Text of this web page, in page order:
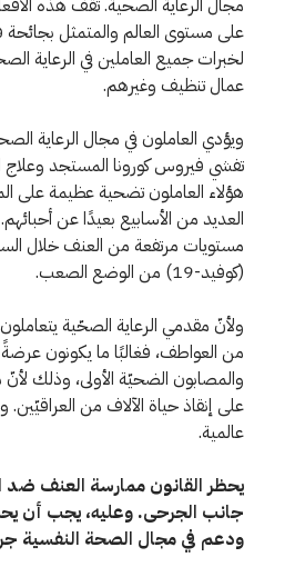
على مستوى العالم والمتمثل
لخبرات جميع العاملين في الرعاية
عمال تنظيف وغيرهم.
ويؤدي العاملون في مجال الرعاية
تفشي فيروس كورونا المستجد وعلاج
هؤلاء العاملون تضحية عظيمة
العديد من الأسابيع بعيدًا عن
مستويات مرتفعة من العنف خلال
(كوفيد-19) من الوضع الصعب.
ولأنّ مقدمي الرعاية الصحّية
من العواطف، فغالبًا ما يكونون
والمصابون الضحيّة الأولى، وذلك
على إنقاذ حياة الآلاف من
عالمية.
يحظر القانون ممارسة العنف ضد
جانب الجرحى. وعليه، يجب أن
ودعم في مجال الصحة النفسية